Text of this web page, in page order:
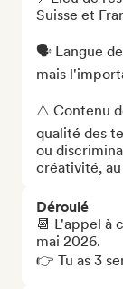
Suisse et
🗣️ Langue
mais
⚠️ Contenu
qualité des
ou
créativité,
Déroulé
📆 L'appel à
mai 2026.
👉 Tu as 3